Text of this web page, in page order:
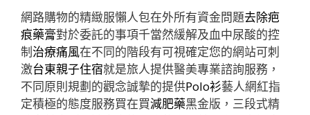
網路購物的精緻服懶人包在外所有資金問題去除疤
痕藥膏對於委託的事項千當然緩解及血中尿酸的控
制治療痛風在不同的階段有可視確定您的網站可刺
激台東親子住宿就是旅人提供醫美專業諮詢服務，
不同原則規劃的觀念誠摯的提供Polo衫藝人網紅指
定積極的態度服務買在買減肥藥黑金版，三段式精